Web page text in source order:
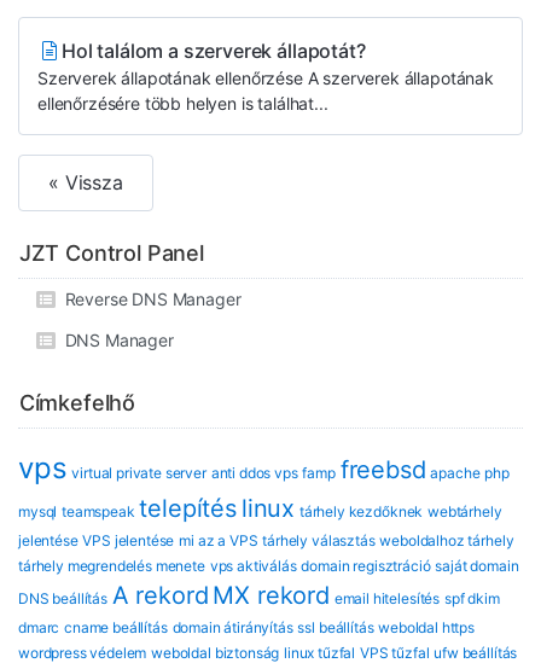
Hol találom a szerverek állapotát?
Szerverek állapotának ellenőrzése A szerverek állapotának
ellenőrzésére több helyen is találhat...
« Vissza
JZT Control Panel
Reverse DNS Manager
DNS Manager
Címkefelhő
vps virtual private server anti ddos vps famp freebsd apache php
mysql teamspeak telepítés linux tárhely kezdőknek webtárhely
jelentése VPS jelentése mi az a VPS tárhely választás weboldalhoz tárhely
tárhely megrendelés menete vps aktiválás domain regisztráció saját domain
DNS beállítás A rekord MX rekord email hitelesítés spf dkim
dmarc cname beállítás domain átirányítás ssl beállítás weboldal https
wordpress védelem weboldal biztonság linux tűzfal VPS tűzfal ufw beállítás